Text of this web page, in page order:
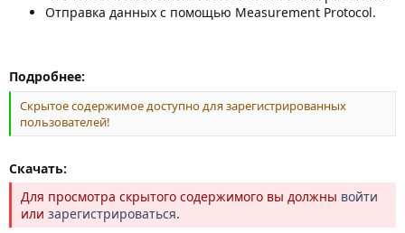
Отправка данных с помощью Measurement Protocol.
Подробнее:
Скрытое содержимое доступно для зарегистрированных
пользователей!
Скачать:
Для просмотра скрытого содержимого вы должны войти
или зарегистрироваться.